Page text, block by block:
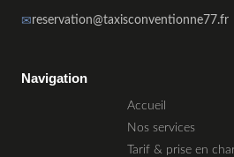
✉reservation@taxisconventionne77.fr
Navigation
Accueil
Nos services
Tarif & prise en